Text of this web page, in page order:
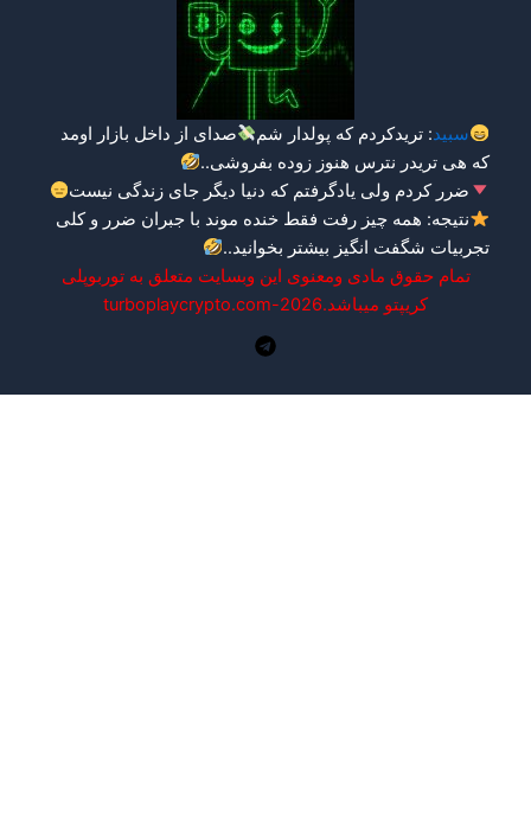
صدای از داخل بازار اومد
بفروشی..
دیگر جای زندگی نیست
موند با جبران ضرر و کلی
.
وبسایت متعلق به توربوپلی